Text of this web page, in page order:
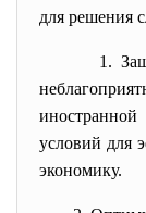
для решения
1.
условий для
экономику.